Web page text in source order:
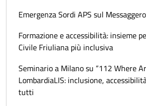
Emergenza Sordi APS sul
Formazione e accessibilità: insieme
Civile Friuliana più inclusiva
Seminario a Milano su “112 Where
LombardiaLIS: inclusione,
tutti